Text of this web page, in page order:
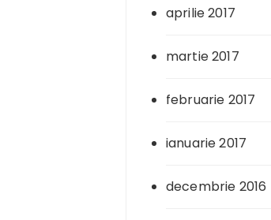
aprilie 2017
martie 2017
februarie 2017
ianuarie 2017
decembrie 2016